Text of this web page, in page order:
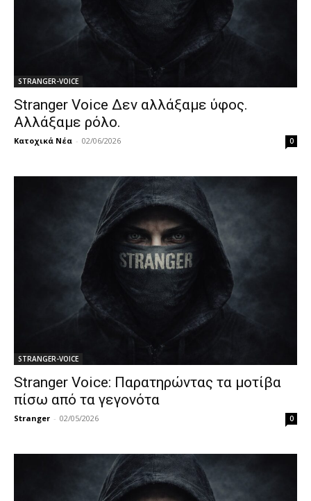
STRANGER-VOICE
Stranger Voice Δεν αλλάξαμε ύφος.
Αλλάξαμε ρόλο.
Κατοχικά Νέα - 02/06/2026 0
STRANGER-VOICE
Stranger Voice: Παρατηρώντας τα μοτίβα
πίσω από τα γεγονότα
Stranger - 02/05/2026 0